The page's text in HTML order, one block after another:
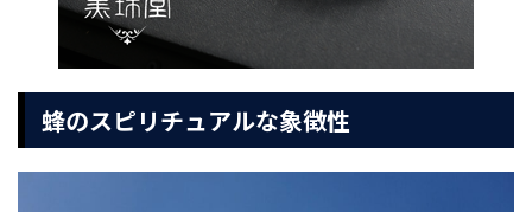
蜂のスピリチュアルな象徴性